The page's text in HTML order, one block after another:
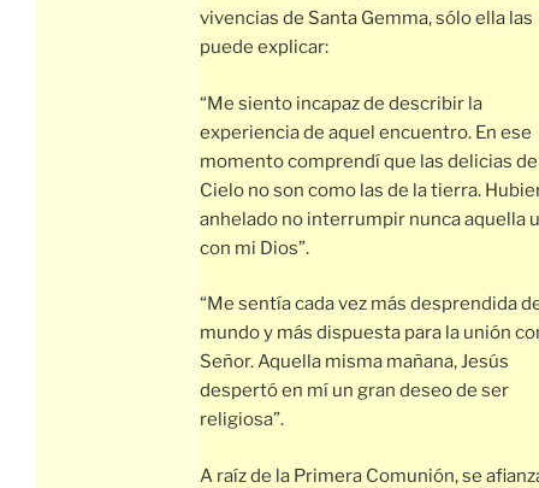
vivencias de Santa Gemma, sólo ella las
puede explicar:
“Me siento incapaz de describir la
experiencia de aquel encuentro. En ese
momento comprendí que las delicias
Cielo no son como las de la tierra.
anhelado no interrumpir nunca aquella
con mi Dios”.
“Me sentía cada vez más desprendida
mundo y más dispuesta para la unión
Señor. Aquella misma mañana, Jesús
despertó en mí un gran deseo de ser
religiosa”.
A raíz de la Primera Comunión, se